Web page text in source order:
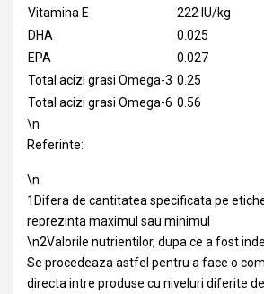
Vitamina E
222 IU/kg
DHA
0.025
EPA
0.027
Total acizi grasi Omega-3 0.25
Total acizi grasi Omega-6 0.56
\n
Referinte:
\n
1Difera de cantitatea specificata pe
reprezinta maximul sau minimul
\n2Valorile nutrientilor, dupa ce a fost
Se procedeaza astfel pentru a face o
directa intre produse cu niveluri diferite